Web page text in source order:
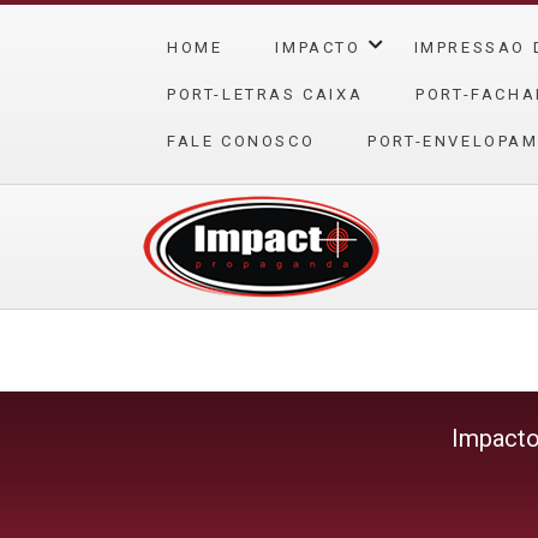
HOME IMPACTO IMPRESSAO
PORT-LETRAS CAIXA PORT-
FALE CONOSCO PORT-